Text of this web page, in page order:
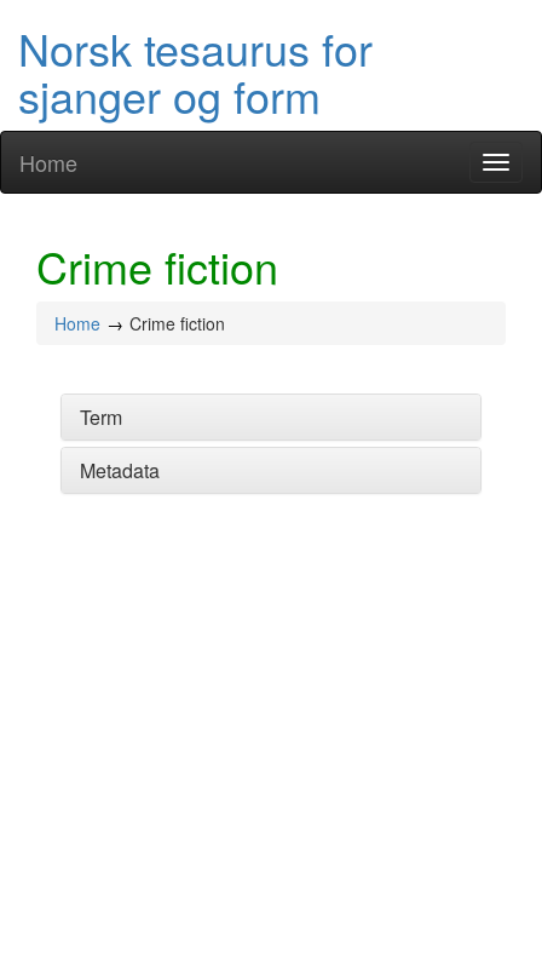
Norsk tesaurus for
sjanger og form
Home
Crime fiction
Home Crime fiction
Term
Metadata